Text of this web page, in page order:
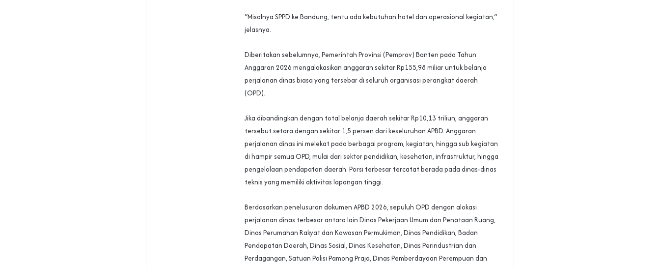
“Misalnya SPPD ke Bandung, tentu ada kebutuhan hotel dan operasional kegiatan,”
jelasnya.
Diberitakan sebelumnya, Pemerintah Provinsi (Pemprov) Banten pada Tahun
Anggaran 2026 mengalokasikan anggaran sekitar Rp155,98 miliar untuk belanja
perjalanan dinas biasa yang tersebar di seluruh organisasi perangkat daerah
(OPD).
Jika dibandingkan dengan total belanja daerah sekitar Rp10,13 triliun, anggaran
tersebut setara dengan sekitar 1,5 persen dari keseluruhan APBD. Anggaran
perjalanan dinas ini melekat pada berbagai program, kegiatan, hingga sub kegiatan
di hampir semua OPD, mulai dari sektor pendidikan, kesehatan, infrastruktur, hingga
pengelolaan pendapatan daerah. Porsi terbesar tercatat berada pada dinas-dinas
teknis yang memiliki aktivitas lapangan tinggi.
Berdasarkan penelusuran dokumen APBD 2026, sepuluh OPD dengan alokasi
perjalanan dinas terbesar antara lain Dinas Pekerjaan Umum dan Penataan Ruang,
Dinas Perumahan Rakyat dan Kawasan Permukiman, Dinas Pendidikan, Badan
Pendapatan Daerah, Dinas Sosial, Dinas Kesehatan, Dinas Perindustrian dan
Perdagangan, Satuan Polisi Pamong Praja, Dinas Pemberdayaan Perempuan dan